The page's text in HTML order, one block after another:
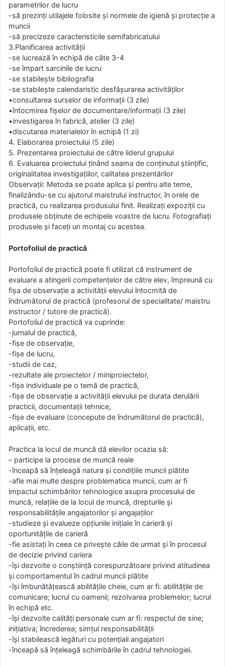
parametrilor de lucru
-să prezinţi utilajele folosite şi normele de igienă şi protecţie a
muncii
-să precizeze caracteristicile semifabricatului
3.Planificarea activităţii
-se lucrează în echipă de câte 3-4
-se împart sarcinile de lucru
-se stabileşte bibliografia
-se stabileşte calendaristic desfăşurarea activităţilor
•consultarea surselor de informaţii (3 zile)
•întocmirea fişelor de documentare/informaţii (3 zile)
•investigarea în fabrică, atelier (3 zile)
•discutarea materialelor în echipă (1 zi)
4. Elaborarea proiectului (5 zile)
5. Prezentarea proiectului de către liderul grupului
6. Evaluarea proiectului ţinând seama de conţinutul ştiinţific,
originalitatea investigaţiilor, calitatea prezentărilor
Observaţii: Metoda se poate aplica şi pentru alte teme,
finalizându-se cu ajutorul maistrului instructor, în orele de
practică, cu realizarea produsului finit. Realizaţi expoziţii cu
produsele obţinute de echipele voastre de lucru. Fotografiaţi
produsele şi faceţi un montaj cu acestea.
Portofoliul de practică
Portofoliul de practică poate fi utilizat că instrument de
evaluare a atingerii competenţelor de către elev, împreună cu
fişa de observaţie a activităţii elevului întocmită de
îndrumătorul de practică (profesorul de specialitate/ maistru
instructor / tutore de practică).
Portofoliul de practică va cuprinde:
-jurnalul de practică,
-fişe de observaţie,
-fişe de lucru,
-studii de caz,
-rezultate ale proiectelor / miniproiectelor,
-fişe individuale pe o temă de practică,
-fişe de observaţie a activităţii elevului pe durata derulării
practicii, documentaţii tehnice,
-fişe de evaluare (concepute de îndrumătorul de practică),
aplicaţii, etc.
Practica la locul de muncă dă elevilor ocazia să:
– participe la procese de muncă reale
-înceapă să înţeleagă natura şi condiţiile muncii plătite
-afle mai multe despre problematica muncii, cum ar fi
impactul schimbărilor tehnologice asupra procesului de
muncă, relaţiile de la locul de muncă, drepturile şi
responsabilităţile angajatorilor şi angajaţilor
-studieze şi evalueze opţiunile iniţiale în carieră şi
oportunităţile de carieră
-fie asistaţi în ceea ce priveşte căile de urmat şi în procesul
de decizie privind cariera
-îşi dezvolte o conştiinţă corespunzătoare privind atitudinea
şi comportamentul în cadrul muncii plătite
-îşi îmbunătăţească abilităţile cheie, cum ar fi: abilităţile de
comunicare; lucrul cu oamenii; rezolvarea problemelor; lucrul
în echipă etc.
-îşi dezvolte calităţi personale cum ar fi: respectul de sine;
iniţiativa; încrederea; simţul responsabilităţii
-îşi stabilească legături cu potenţiali angajatori
-înceapă să înţeleagă schimbările în cadrul tehnologiei.